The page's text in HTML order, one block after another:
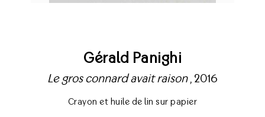
Gérald Panighi
Le gros connard avait raison, 2016
Crayon et huile de lin sur papier